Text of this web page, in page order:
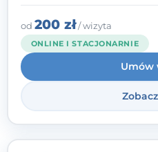
opieram
stronach.
od 200 zł/ wizyta
ONLINE I STACJONARNIE
Umów